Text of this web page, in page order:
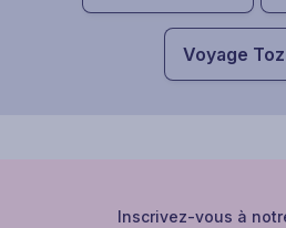
Voyage
Inscrivez-vous à